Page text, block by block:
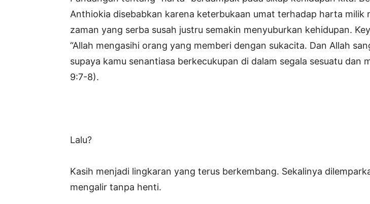
Anthiokia disebabkan karena keterbukaan umat terhadap harta
zaman yang serba susah justru semakin menyuburkan kehidupan.
“Allah mengasihi orang yang memberi dengan sukacita. Dan Allah
supaya kamu senantiasa berkecukupan di dalam segala sesuatu dan
9:7-8).
Lalu?
Kasih menjadi lingkaran yang terus berkembang. Sekalinya
mengalir tanpa henti.